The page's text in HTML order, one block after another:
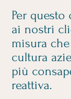
Per
ai nostri
misura
cultura
più
reattiva.